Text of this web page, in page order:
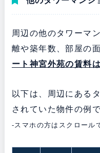
周辺の他のタワーマ
離や築年数、部屋の
ート神宮外苑の賃料
以下は、周辺にある
されていた物件の例で
-スマホの方はスクロール